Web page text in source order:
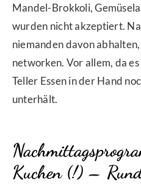
Mandel-Brokkoli,
wurden nicht akzeptiert.
niemanden davon
networken. Vor allem, da
Teller Essen in der Hand
unterhält.
Kuchen (!) –